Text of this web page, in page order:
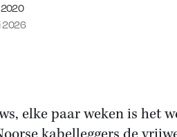
2026
elke paar weken is het